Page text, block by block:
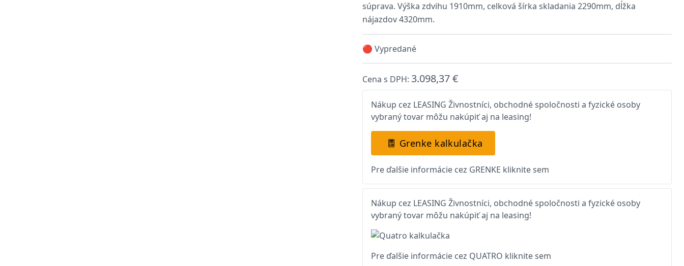
súprava. Výška zdvihu 1910mm, celková šírka skladania 2290mm, dĺžka
nájazdov 4320mm.
🔴 Vypredané
Cena s DPH: 3.098,37 €
Nákup cez LEASING Živnostníci, obchodné spoločnosti a fyzické osoby
vybraný tovar môžu nakúpiť aj na leasing!
Grenke kalkulačka
Pre ďalšie informácie cez GRENKE kliknite sem
Nákup cez LEASING Živnostníci, obchodné spoločnosti a fyzické osoby
vybraný tovar môžu nakúpiť aj na leasing!
Pre ďalšie informácie cez QUATRO kliknite sem